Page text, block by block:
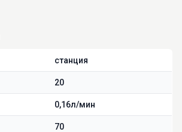
станция
20
0,16л/мин
70